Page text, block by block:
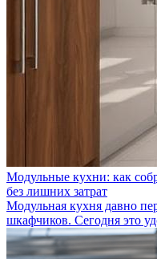
Модульные кухни: как
без лишних затрат
Модульная кухня давно
шкафчиков. Сегодня это